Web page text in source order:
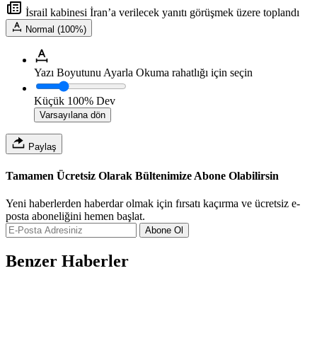
İsrail kabinesi İran’a verilecek yanıtı görüşmek üzere toplandı
Normal (100%)
Yazı Boyutunu Ayarla Okuma rahatlığı için seçin
Küçük 100% Dev
Varsayılana dön
Paylaş
Tamamen Ücretsiz Olarak Bültenimize Abone Olabilirsin
Yeni haberlerden haberdar olmak için fırsatı kaçırma ve ücretsiz e-
posta aboneliğini hemen başlat.
Abone Ol
Benzer Haberler